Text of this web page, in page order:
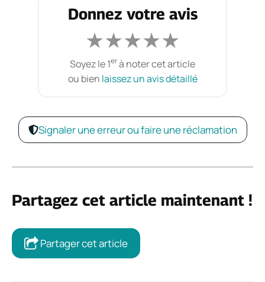
Donnez votre avis
★★★★★
Soyez le 1erà noter cet article
ou bien laissez un avis détaillé
Signaler une erreur ou faire une réclamation
Partagez cet article maintenant !
Partager cet article